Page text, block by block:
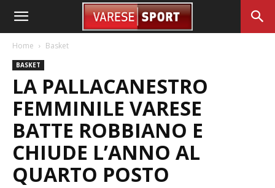
Home Basket
BASKET
LA PALLACANESTRO
FEMMINILE VARESE
BATTE ROBBIANO E
CHIUDE L’ANNO AL
QUARTO POSTO